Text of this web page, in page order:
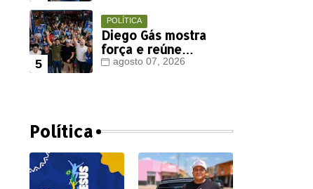
Timon
POLÍTICA
Diego Gás mostra
força e reúne
multidão para
agosto 07, 2026
Política